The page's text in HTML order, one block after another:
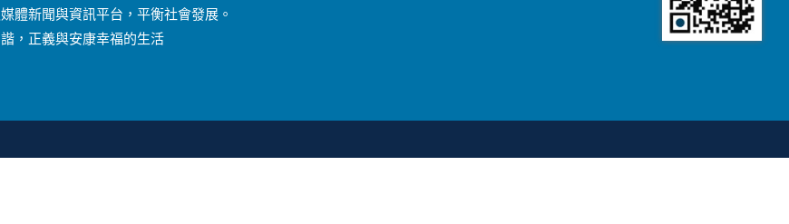
體新聞與資訊平台，平衡社會發展。
，正義與安康幸福的生活